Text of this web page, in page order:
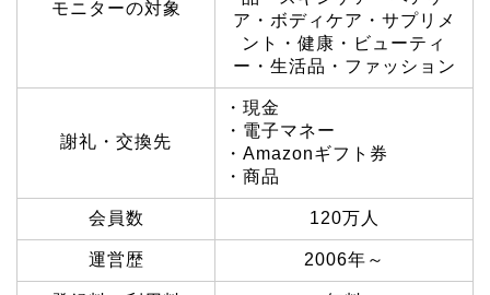
モニターの対象
ア・ボディケア・サプリメ
ント・健康・ビューティ
ー・生活品・ファッション
謝礼・交換先
・現金
・電子マネー
・Amazonギフト券
・商品
会員数 120万人
運営歴 2006年～